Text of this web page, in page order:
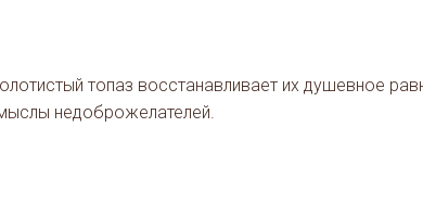
топаз восстанавливает их душевное
недоброжелателей.